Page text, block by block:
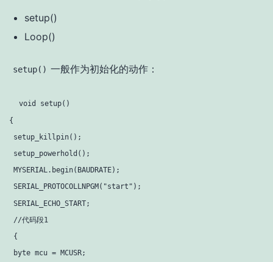
setup()
Loop()
setup() 一般作为初始化的动作：
void setup()
{
setup_killpin();
setup_powerhold();
MYSERIAL.begin(BAUDRATE);
SERIAL_PROTOCOLLNPGM( "start" );
SERIAL_ECHO_START;
//代码段1
{
byte mcu = MCUSR;